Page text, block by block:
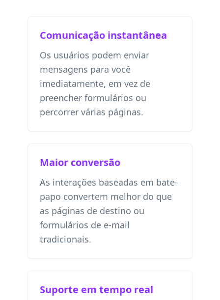
Comunicação instantânea
Os usuários podem enviar
mensagens para você
imediatamente, em vez de
preencher formulários ou
percorrer várias páginas.
Maior conversão
As interações baseadas em bate-
papo convertem melhor do que
as páginas de destino ou
formulários de e-mail
tradicionais.
Suporte em tempo real